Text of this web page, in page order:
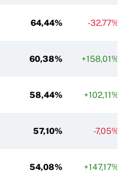
64,44% -32,77%
60,38% +158,01%
58,44% +102,11%
57,10% -7,05%
54,08% +147,17%